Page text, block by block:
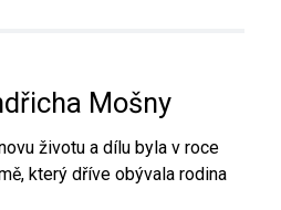
Mošny
životu a dílu byla v roce
který dříve obývala rodina